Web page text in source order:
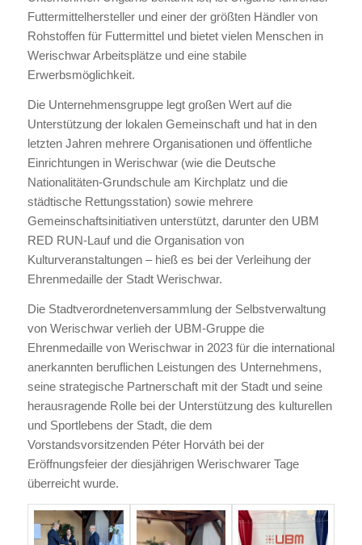
Futtermittelhersteller und einer der größten Händler von
Rohstoffen für Futtermittel und bietet vielen Menschen in
Werischwar Arbeitsplätze und eine stabile
Erwerbsmöglichkeit.
Die Unternehmensgruppe legt großen Wert auf die
Unterstützung der lokalen Gemeinschaft und hat in den
letzten Jahren mehrere Organisationen und öffentliche
Einrichtungen in Werischwar (wie die Deutsche
Nationalitäten-Grundschule am Kirchplatz und die
städtische Rettungsstation) sowie mehrere
Gemeinschaftsinitiativen unterstützt, darunter den UBM
RED RUN-Lauf und die Organisation von
Kulturveranstaltungen – hieß es bei der Verleihung der
Ehrenmedaille der Stadt Werischwar.
Die Stadtverordnetenversammlung der Selbstverwaltung
von Werischwar verlieh der UBM-Gruppe die
Ehrenmedaille von Werischwar in 2023 für die international
anerkannten beruflichen Leistungen des Unternehmens,
seine strategische Partnerschaft mit der Stadt und seine
herausragende Rolle bei der Unterstützung des kulturellen
und Sportlebens der Stadt, die dem
Vorstandsvorsitzenden Péter Horváth bei der
Eröffnungsfeier der diesjährigen Werischwarer Tage
überreicht wurde.